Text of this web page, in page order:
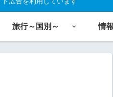
旅行～国別～ 情